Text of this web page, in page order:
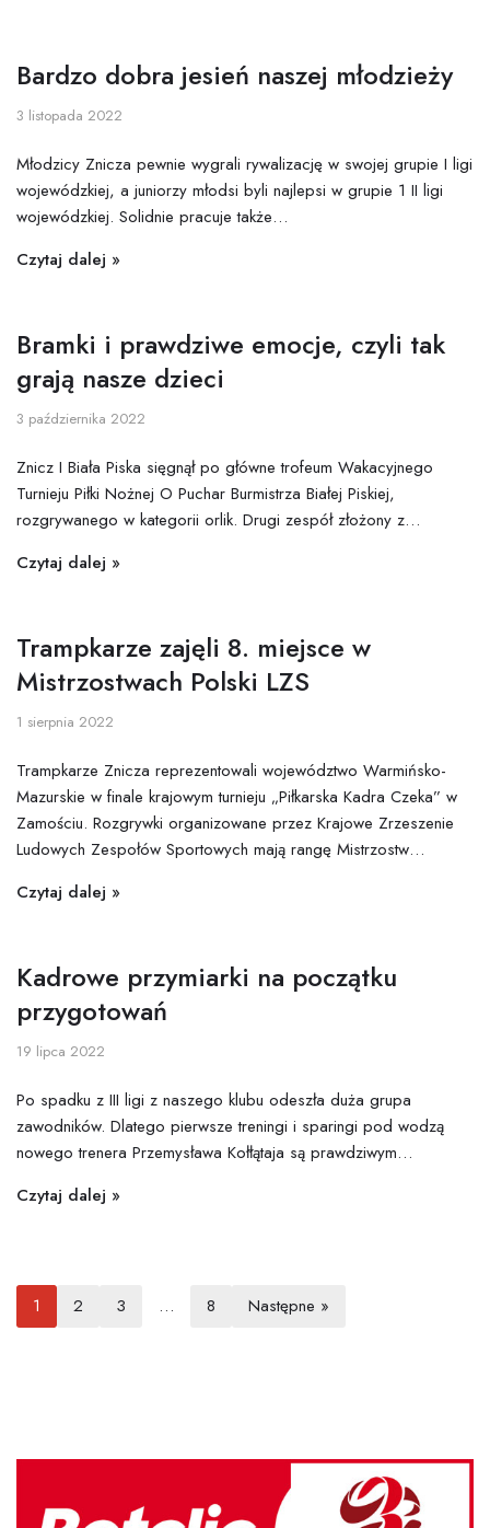
Bardzo dobra jesień naszej młodzieży
3 listopada 2022
Młodzicy Znicza pewnie wygrali rywalizację w swojej grupie I ligi
wojewódzkiej, a juniorzy młodsi byli najlepsi w grupie 1 II ligi
wojewódzkiej. Solidnie pracuje także…
Czytaj dalej »
Bramki i prawdziwe emocje, czyli tak
grają nasze dzieci
3 października 2022
Znicz I Biała Piska sięgnął po główne trofeum Wakacyjnego
Turnieju Piłki Nożnej O Puchar Burmistrza Białej Piskiej,
rozgrywanego w kategorii orlik. Drugi zespół złożony z…
Czytaj dalej »
Trampkarze zajęli 8. miejsce w
Mistrzostwach Polski LZS
1 sierpnia 2022
Trampkarze Znicza reprezentowali województwo Warmińsko-
Mazurskie w finale krajowym turnieju „Piłkarska Kadra Czeka” w
Zamościu. Rozgrywki organizowane przez Krajowe Zrzeszenie
Ludowych Zespołów Sportowych mają rangę Mistrzostw…
Czytaj dalej »
Kadrowe przymiarki na początku
przygotowań
19 lipca 2022
Po spadku z III ligi z naszego klubu odeszła duża grupa
zawodników. Dlatego pierwsze treningi i sparingi pod wodzą
nowego trenera Przemysława Kołłątaja są prawdziwym…
Czytaj dalej »
1 2 3 … 8 Następne »